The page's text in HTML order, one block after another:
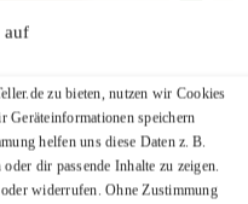
auf
zu bieten, nutzen wir Cookies
Geräteinformationen speichern
helfen uns diese Daten z. B.
dir passende Inhalte zu zeigen.
widerrufen. Ohne Zustimmung